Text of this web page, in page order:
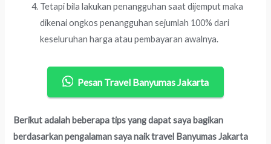
Tetapi bila lakukan penangguhan saat dijemput maka
dikenai ongkos penangguhan sejumlah 100% dari
keseluruhan harga atau pembayaran awalnya.
Pesan Travel Banyumas Jakarta
Berikut adalah beberapa tips yang dapat saya bagikan
berdasarkan pengalaman saya naik travel Banyumas Jakarta